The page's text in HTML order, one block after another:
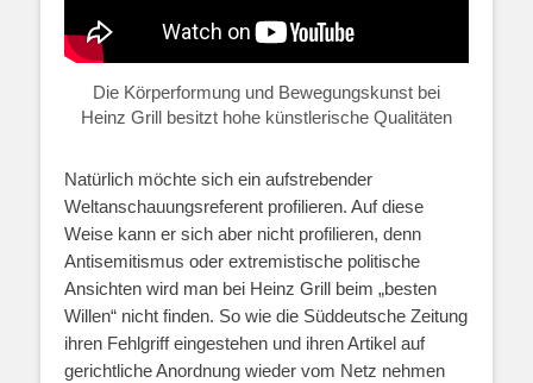
Die Körperformung und Bewegungskunst bei
Heinz Grill besitzt hohe künstlerische Qualitäten
Natürlich möchte sich ein aufstrebender
Weltanschauungsreferent profilieren. Auf diese
Weise kann er sich aber nicht profilieren, denn
Antisemitismus oder extremistische politische
Ansichten wird man bei Heinz Grill beim „besten
Willen“ nicht finden. So wie die Süddeutsche Zeitung
ihren Fehlgriff eingestehen und ihren Artikel auf
gerichtliche Anordnung wieder vom Netz nehmen